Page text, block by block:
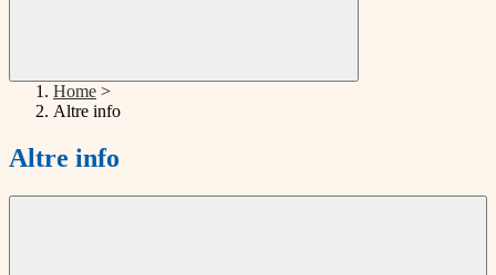
Home >
Altre info
Altre info